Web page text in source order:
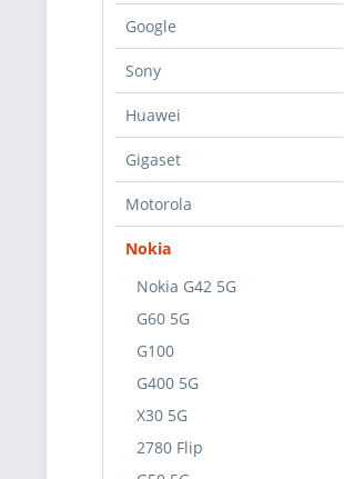
Google
Sony
Huawei
Gigaset
Motorola
Nokia
Nokia G42 5G
G60 5G
G100
G400 5G
X30 5G
2780 Flip